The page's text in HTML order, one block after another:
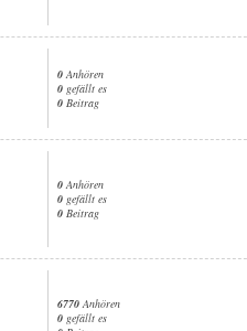
0 Anhören
0 gefällt es
0 Beitrag
0Anhören
0 gefällt es
0 Beitrag
6770Anhören
0 gefällt es